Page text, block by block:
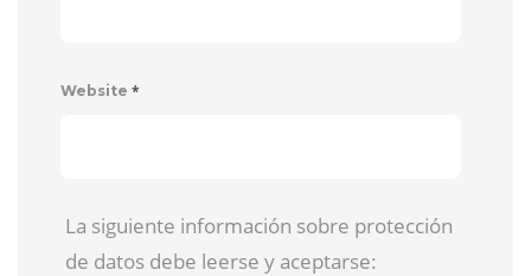
Website *
La siguiente información sobre protección
de datos debe leerse y aceptarse: